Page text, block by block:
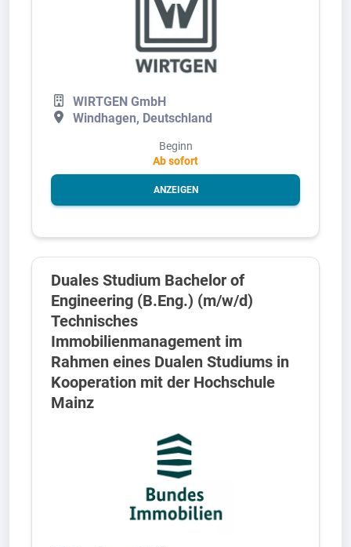
WIRTGEN GmbH
Windhagen, Deutschland
Beginn
Ab sofort
ANZEIGEN
Duales Studium Bachelor of
Engineering (B.Eng.) (m/w/d)
Technisches
Immobilienmanagement im
Rahmen eines Dualen Studiums in
Kooperation mit der Hochschule
Mainz